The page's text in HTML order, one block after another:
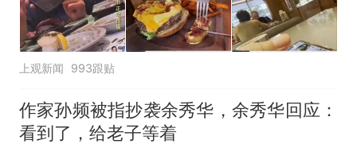
上观新闻 993跟贴
作家孙频被指抄袭余秀华，余秀华回应：
看到了，给老子等着